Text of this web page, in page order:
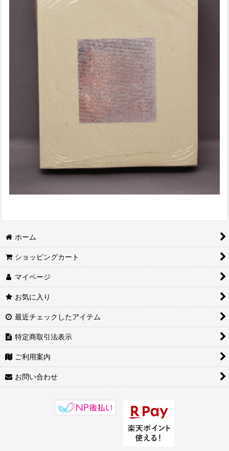
ホーム
ショッピングカート
マイページ
お気に入り
最近チェックしたアイテム
特定商取引法表示
ご利用案内
お問い合わせ